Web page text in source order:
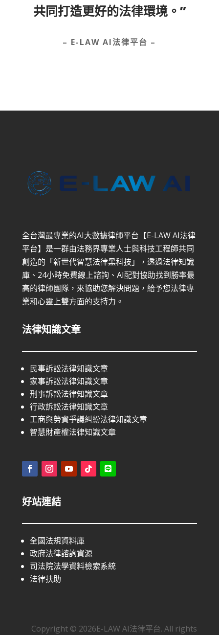
共同打造更好的法律環境。”
– E-LAW AI法律平台 –
全台灣最專業的AI大數據律師平台【E-LAW AI法律
平台】是一群由法務界專業人士與科技工程師共同
創造的「新世代智慧法律黑科技」，透過法律知識
庫、24小時免費線上諮詢、AI配對協助找到勝率最
高的律師團隊，來協助您解決問題，給予您法律專
業和心靈上雙方面的支持力。
法律知識文章
民事訴訟法律知識文章
家事訴訟法律知識文章
刑事訴訟法律知識文章
行政訴訟法律知識文章
工商與勞資爭議糾紛法律知識文章
智慧財產權法律知識文章
好站連結
全國法規資料庫
政府法律諮詢資源
司法院法學資料檢索系統
法律扶助
Copyright © 2026E-LAW AI法律平台. All rights